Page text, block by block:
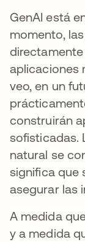
GenAI está
momento,
aplicaciones
veo, en un
construirán
sofisticadas.
natural se
significa que
asegurar las
A medida
y a medida